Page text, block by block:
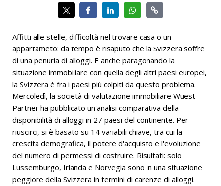
Affitti alle stelle, difficoltà nel trovare casa o un
appartameto: da tempo è risaputo che la Svizzera soffre
di una penuria di alloggi. E anche paragonando la
situazione immobiliare con quella degli altri paesi europei,
la Svizzera è fra i paesi più colpiti da questo problema.
Mercoledì, la società di valutazione immobiliare Wüest
Partner ha pubblicato un'analisi comparativa della
disponibilità di alloggi in 27 paesi del continente. Per
riuscirci, si è basato su 14 variabili chiave, tra cui la
crescita demografica, il potere d'acquisto e l'evoluzione
del numero di permessi di costruire. Risultati: solo
Lussemburgo, Irlanda e Norvegia sono in una situazione
peggiore della Svizzera in termini di carenze di alloggi.